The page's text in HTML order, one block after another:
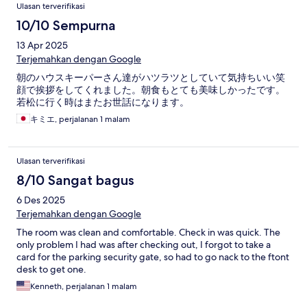
Ulasan terverifikasi
10/10 Sempurna
13 Apr 2025
Terjemahkan dengan Google
朝のハウスキーパーさん達がハツラツとしていて気持ちいい笑
顔で挨拶をしてくれました。朝食もとても美味しかったです。
若松に行く時はまたお世話になります。
キミエ, perjalanan 1 malam
Ulasan terverifikasi
8/10 Sangat bagus
6 Des 2025
Terjemahkan dengan Google
The room was clean and comfortable. Check in was quick. The
only problem I had was after checking out, I forgot to take a
card for the parking security gate, so had to go nack to the ftont
desk to get one.
Kenneth, perjalanan 1 malam